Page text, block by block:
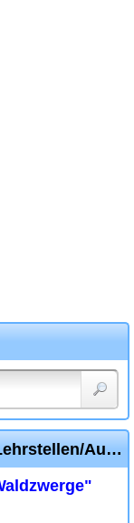
Weitere Praktikum/Praktikantin, Lehrstellen/Ausbildungsplatz Inserate